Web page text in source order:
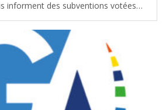
informent des subventions votées
du canton de La Teste-de-Buch,
Permanente du 29 Septembre 2025.
aides [ … ]